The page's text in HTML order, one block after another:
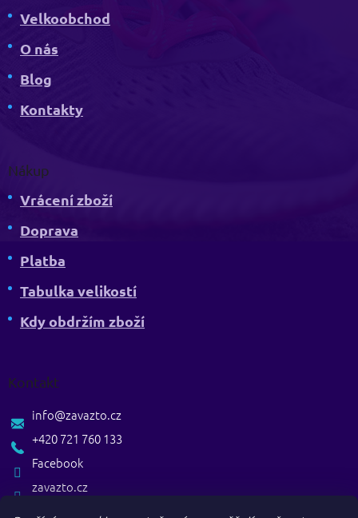
Velkoobchod
O nás
Blog
Kontakty
Nákup
Vrácení zboží
Doprava
Platba
Tabulka velikostí
Kdy obdržím zboží
Kontakt
zavazto.cz
info@zavazto.cz
+420 721 760 133
Facebook